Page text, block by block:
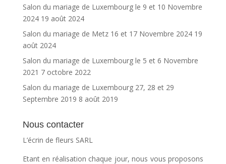
Salon du mariage de Luxembourg le 9 et 10 Novembre
2024 19 août 2024
Salon du mariage de Metz 16 et 17 Novembre 2024 19
août 2024
Salon du mariage de Luxembourg le 5 et 6 Novembre
2021 7 octobre 2022
Salon du mariage de Luxembourg 27, 28 et 29
Septembre 2019 8 août 2019
Nous contacter
L’écrin de fleurs SARL
Etant en réalisation chaque jour, nous vous proposons